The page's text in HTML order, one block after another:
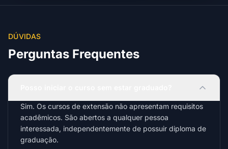
DÚVIDAS
Perguntas Frequentes
Sim. Os cursos de extensão não apresentam requisitos
acadêmicos. São abertos a qualquer pessoa
interessada, independentemente de possuir diploma de
graduação.